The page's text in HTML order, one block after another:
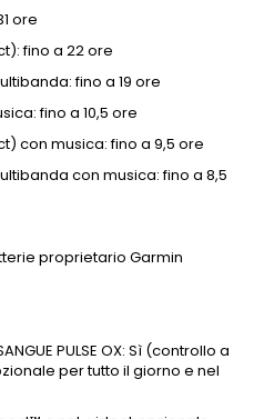
ore
fino a 22 ore
fino a 19 ore
fino a 10,5 ore
con musica: fino a 9,5 ore
con musica: fino a 8,5
proprietario Garmin
PULSE OX: Sì (controllo a
per tutto il giorno e nel